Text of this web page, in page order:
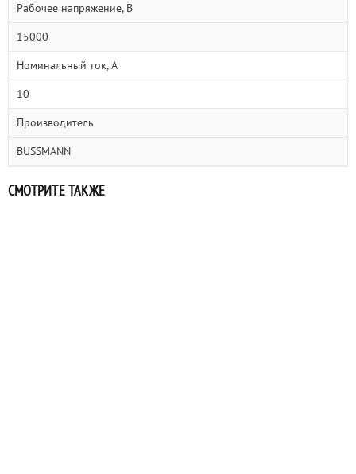
Рабочее напряжение, В
15000
Номинальный ток, А
10
Производитель
BUSSMANN
СМОТРИТЕ ТАКЖЕ